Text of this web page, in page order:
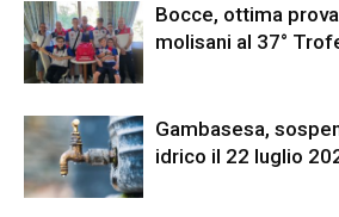
Bocce, ottima
molisani al 37°
Gambasesa,
idrico il 22 luglio